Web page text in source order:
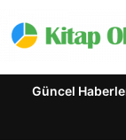
Güncel